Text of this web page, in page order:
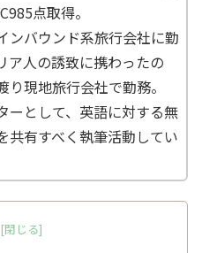
点取得。
ンバウンド系旅行会社に勤
ア人の誘致に携わったの
り現地旅行会社で勤務。
ーとして、英語に対する無
共有すべく執筆活動してい